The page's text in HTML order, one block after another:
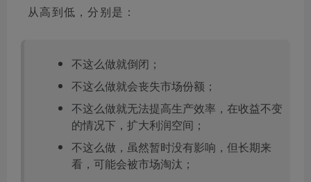
从高到低，分别是：
不这么做就倒闭；
不这么做就会丧失市场份额；
不这么做就无法提高生产效率，在收益不变
的情况下，扩大利润空间；
不这么做，虽然暂时没有影响，但长期来
看，可能会被市场淘汰；